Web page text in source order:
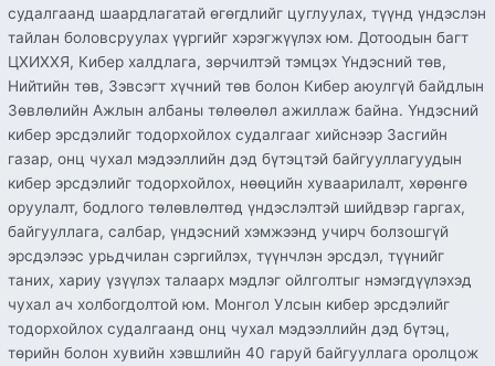
судалгаанд шаардлагатай өгөгдлийг цуглуулах, түүнд үндэслэн
тайлан боловсруулах үүргийг хэрэгжүүлэх юм. Дотоодын багт
ЦХИХХЯ, Кибер халдлага, зөрчилтэй тэмцэх Үндэсний төв,
Нийтийн төв, Зэвсэгт хүчний төв болон Кибер аюулгүй байдлын
Зөвлөлийн Ажлын албаны төлөөлөл ажиллаж байна. Үндэсний
кибер эрсдэлийг тодорхойлох судалгааг хийснээр Засгийн
газар, онц чухал мэдээллийн дэд бүтэцтэй байгууллагуудын
кибер эрсдэлийг тодорхойлох, нөөцийн хуваарилалт, хөрөнгө
оруулалт, бодлого төлөвлөлтөд үндэслэлтэй шийдвэр гаргах,
байгууллага, салбар, үндэсний хэмжээнд учирч болзошгүй
эрсдэлээс урьдчилан сэргийлэх, түүнчлэн эрсдэл, түүнийг
таних, хариу үзүүлэх талаарх мэдлэг ойлголтыг нэмэгдүүлэхэд
чухал ач холбогдолтой юм. Монгол Улсын кибер эрсдэлийг
тодорхойлох судалгаанд онц чухал мэдээллийн дэд бүтэц,
төрийн болон хувийн хэвшлийн 40 гаруй байгууллага оролцож